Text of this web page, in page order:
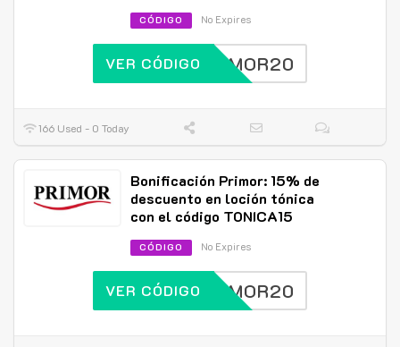
CÓDIGO No Expires
PRIMOR20
VER CÓDIGO
166 Used - 0 Today
Bonificación Primor: 15% de
descuento en loción tónica
con el código TONICA15
CÓDIGO No Expires
PRIMOR20
VER CÓDIGO